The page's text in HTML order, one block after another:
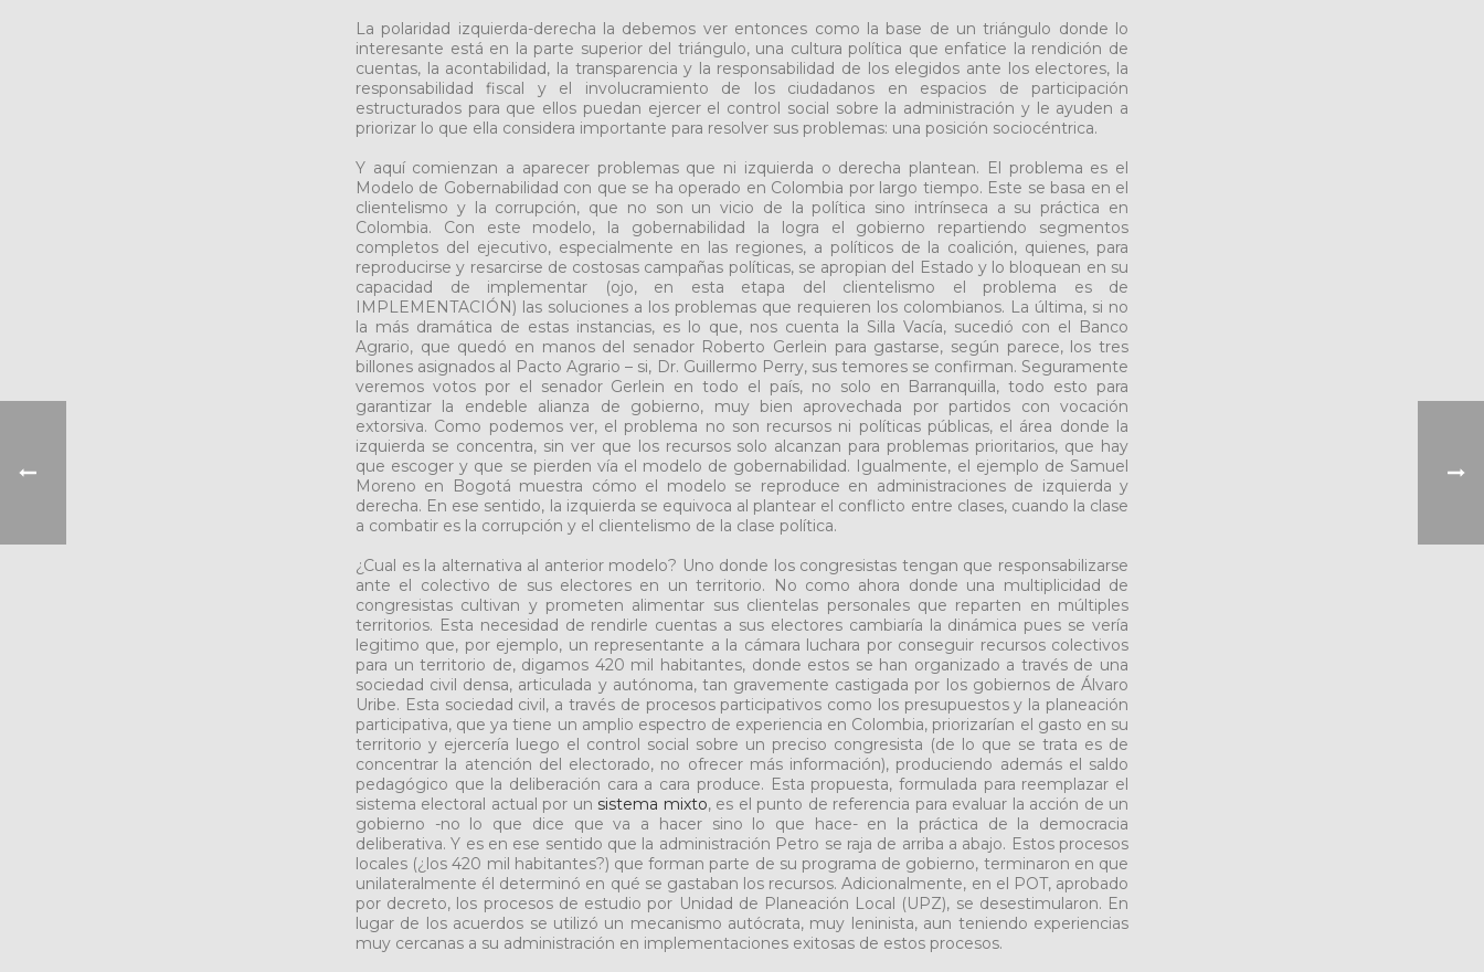
La polaridad izquierda-derecha la debemos ver entonces como la base de un triángulo donde lo
interesante está en la parte superior del triángulo, una cultura política que enfatice la rendición de
cuentas, la acontabilidad, la transparencia y la responsabilidad de los elegidos ante los electores, la
responsabilidad fiscal y el involucramiento de los ciudadanos en espacios de participación
estructurados para que ellos puedan ejercer el control social sobre la administración y le ayuden a
priorizar lo que ella considera importante para resolver sus problemas: una posición sociocéntrica.
Y aquí comienzan a aparecer problemas que ni izquierda o derecha plantean. El problema es el
Modelo de Gobernabilidad con que se ha operado en Colombia por largo tiempo. Este se basa en el
clientelismo y la corrupción, que no son un vicio de la política sino intrínseca a su práctica en
Colombia. Con este modelo, la gobernabilidad la logra el gobierno repartiendo segmentos
completos del ejecutivo, especialmente en las regiones, a políticos de la coalición, quienes, para
reproducirse y resarcirse de costosas campañas políticas, se apropian del Estado y lo bloquean en su
capacidad de implementar (ojo, en esta etapa del clientelismo el problema es de
IMPLEMENTACIÓN) las soluciones a los problemas que requieren los colombianos. La última, si no
la más dramática de estas instancias, es lo que, nos cuenta la Silla Vacía, sucedió con el Banco
Agrario, que quedó en manos del senador Roberto Gerlein para gastarse, según parece, los tres
billones asignados al Pacto Agrario – si, Dr. Guillermo Perry, sus temores se confirman. Seguramente
veremos votos por el senador Gerlein en todo el país, no solo en Barranquilla, todo esto para
garantizar la endeble alianza de gobierno, muy bien aprovechada por partidos con vocación
extorsiva. Como podemos ver, el problema no son recursos ni políticas públicas, el área donde la
izquierda se concentra, sin ver que los recursos solo alcanzan para problemas prioritarios, que hay
que escoger y que se pierden vía el modelo de gobernabilidad. Igualmente, el ejemplo de Samuel
Moreno en Bogotá muestra cómo el modelo se reproduce en administraciones de izquierda y
derecha. En ese sentido, la izquierda se equivoca al plantear el conflicto entre clases, cuando la clase
a combatir es la corrupción y el clientelismo de la clase política.
¿Cual es la alternativa al anterior modelo? Uno donde los congresistas tengan que responsabilizarse
ante el colectivo de sus electores en un territorio. No como ahora donde una multiplicidad de
congresistas cultivan y prometen alimentar sus clientelas personales que reparten en múltiples
territorios. Esta necesidad de rendirle cuentas a sus electores cambiaría la dinámica pues se vería
legitimo que, por ejemplo, un representante a la cámara luchara por conseguir recursos colectivos
para un territorio de, digamos 420 mil habitantes, donde estos se han organizado a través de una
sociedad civil densa, articulada y autónoma, tan gravemente castigada por los gobiernos de Álvaro
Uribe. Esta sociedad civil, a través de procesos participativos como los presupuestos y la planeación
participativa, que ya tiene un amplio espectro de experiencia en Colombia, priorizarían el gasto en su
territorio y ejercería luego el control social sobre un preciso congresista (de lo que se trata es de
concentrar la atención del electorado, no ofrecer más información), produciendo además el saldo
pedagógico que la deliberación cara a cara produce. Esta propuesta, formulada para reemplazar el
sistema electoral actual por un sistema mixto, es el punto de referencia para evaluar la acción de un
gobierno -no lo que dice que va a hacer sino lo que hace- en la práctica de la democracia
deliberativa. Y es en ese sentido que la administración Petro se raja de arriba a abajo. Estos procesos
locales (¿los 420 mil habitantes?) que forman parte de su programa de gobierno, terminaron en que
unilateralmente él determinó en qué se gastaban los recursos. Adicionalmente, en el POT, aprobado
por decreto, los procesos de estudio por Unidad de Planeación Local (UPZ), se desestimularon. En
lugar de los acuerdos se utilizó un mecanismo autócrata, muy leninista, aun teniendo experiencias
muy cercanas a su administración en implementaciones exitosas de estos procesos.